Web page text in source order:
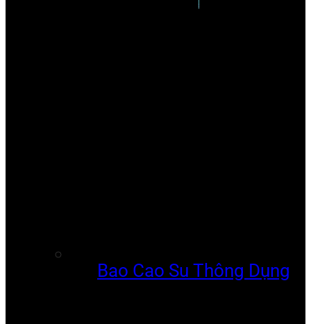
Bao Cao Su Thông Dụng